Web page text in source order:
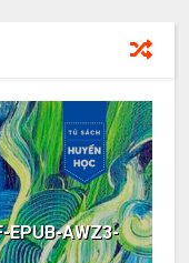
EPUB-AWZ3-